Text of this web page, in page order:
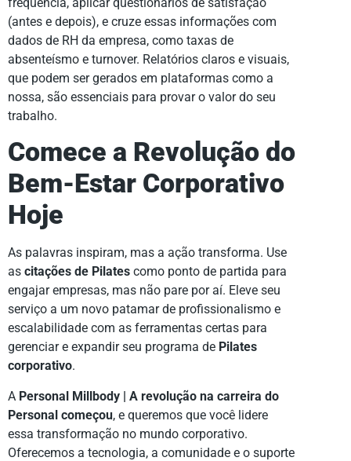
(antes e depois), e cruze essas informações com
dados de RH da empresa, como taxas de
absenteísmo e turnover. Relatórios claros e visuais,
que podem ser gerados em plataformas como a
nossa, são essenciais para provar o valor do seu
trabalho.
Comece a Revolução do
Bem-Estar Corporativo
Hoje
As palavras inspiram, mas a ação transforma. Use
as citações de Pilates como ponto de partida para
engajar empresas, mas não pare por aí. Eleve seu
serviço a um novo patamar de profissionalismo e
escalabilidade com as ferramentas certas para
gerenciar e expandir seu programa de Pilates
corporativo.
A Personal Millbody | A revolução na carreira do
Personal começou, e queremos que você lidere
essa transformação no mundo corporativo.
Oferecemos a tecnologia, a comunidade e o suporte